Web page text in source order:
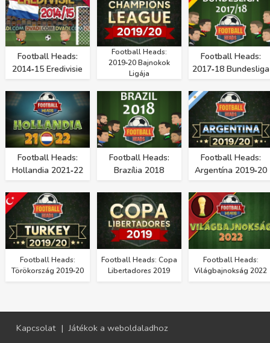
Football Heads:
2014‑15 Eredivisie
Football Heads:
2019‑20 Bajnokok
Ligája
Football Heads:
2017‑18 Bundesliga
Football Heads:
Hollandia 2021‑22
Football Heads:
Brazília 2018
Football Heads:
Argentína 2019‑20
Football Heads:
Törökország 2019‑20
Football Heads: Copa
Libertadores 2019
Football Heads:
Világbajnokság 2022
Kapcsolat | Játékok a weboldaladhoz